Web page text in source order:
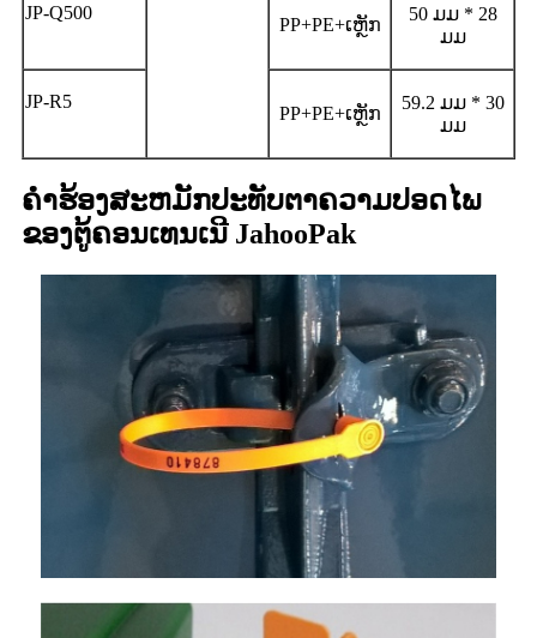
JP-Q500
PP+PE+ເຫຼັກ
50 ມມ * 28
ມມ
JP-R5
PP+PE+ເຫຼັກ
59.2 ມມ * 30
ມມ
ຄໍາຮ້ອງສະຫມັກປະທັບຕາຄວາມປອດໄພ
ຂອງຕູ້ຄອນເທນເນີ JahooPak